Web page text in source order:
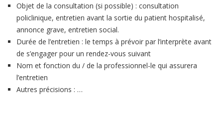
Objet de la consultation (si possible) : consultation
policlinique, entretien avant la sortie du patient hospitalisé,
annonce grave, entretien social.
Durée de l’entretien : le temps à prévoir par l’interprète avant
de s’engager pour un rendez-vous suivant
Nom et fonction du / de la professionnel-le qui assurera
l’entretien
Autres précisions : …